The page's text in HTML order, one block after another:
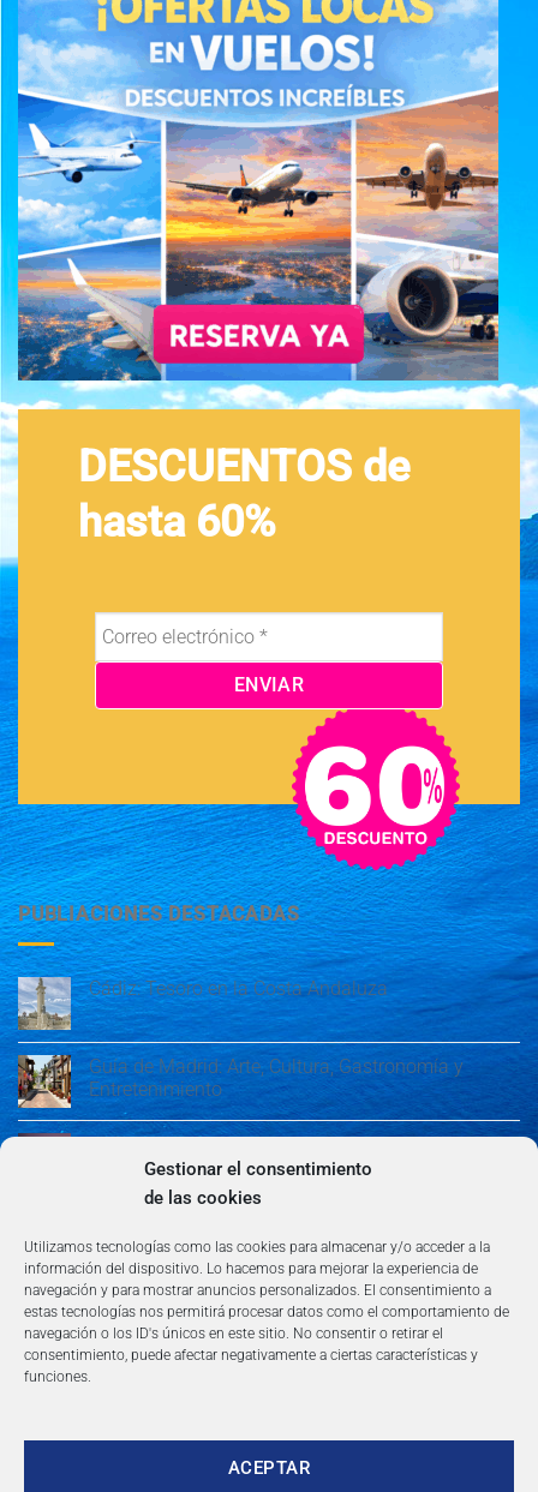
Gestionar el consentimiento
de las cookies
Utilizamos tecnologías como las cookies para almacenar y/o acceder a la
información del dispositivo. Lo hacemos para mejorar la experiencia de
navegación y para mostrar anuncios personalizados. El consentimiento a
estas tecnologías nos permitirá procesar datos como el comportamiento de
navegación o los ID's únicos en este sitio. No consentir o retirar el
consentimiento, puede afectar negativamente a ciertas características y
funciones.
ACEPTAR
DESCUENTOS de
hasta 60%
PUBLIACIONES DESTACADAS
Cádiz: Tesoro en la Costa Andaluza
Guía de Madrid: Arte, Cultura, Gastronomía y
Entretenimiento
Guía de Madrid: Arte, Cultura, Gastronomía y
Entretenimiento
Copyright 2026 ©360group.es